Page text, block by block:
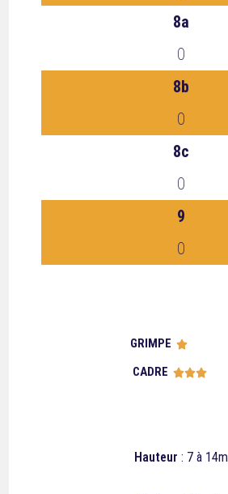
8a
0
8b
0
8c
0
9
0
GRIMPE 
CADRE 
Hauteur : 7 à 14m